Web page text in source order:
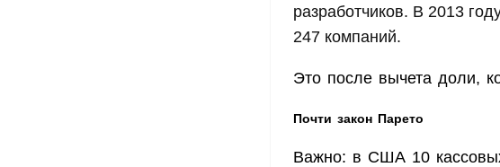
разработчиков. В 2013
247 компаний.
Это после вычета доли,
Почти закон Парето
Важно: в США 10